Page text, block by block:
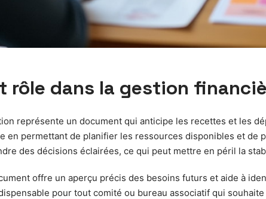
rôle dans la gestion
représente un document qui anticipe les recettes et les
en permettant de planifier les ressources disponibles et
des décisions éclairées, ce qui peut mettre en péril la
offre un aperçu précis des besoins futurs et aide à
pour tout comité ou bureau associatif qui